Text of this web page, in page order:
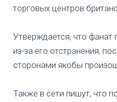
торговых центров
Утверждается, что фанат
из-за его отстранения,
сторонами якобы
Также в сети пишут, что